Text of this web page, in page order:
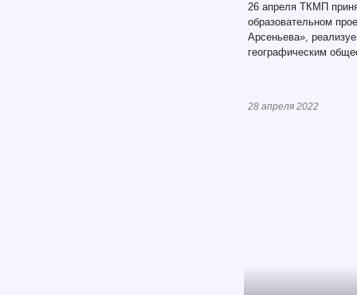
26 апреля ТКМП
образовательном
Арсеньева»,
географическим
28 апреля 2022